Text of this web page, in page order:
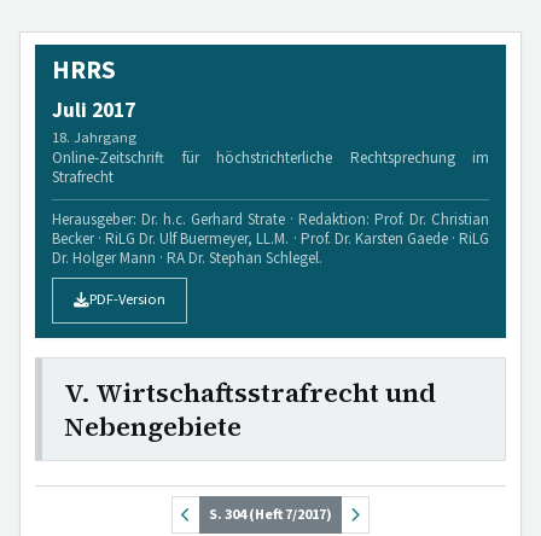
HRRS
Juli 2017
18. Jahrgang
Online-Zeitschrift für höchstrichterliche Rechtsprechung im
Strafrecht
Herausgeber: Dr. h.c. Gerhard Strate · Redaktion: Prof. Dr. Christian
Becker · RiLG Dr. Ulf Buermeyer, LL.M. · Prof. Dr. Karsten Gaede · RiLG
Dr. Holger Mann · RA Dr. Stephan Schlegel.
PDF-Version
V. Wirtschaftsstrafrecht und
Nebengebiete
S. 304 (Heft 7/2017)